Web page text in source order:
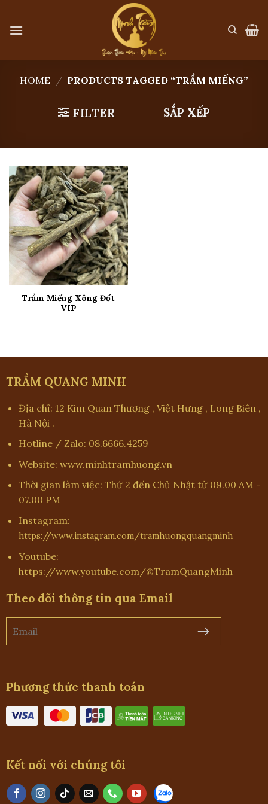
content
HOME / PRODUCTS TAGGED “TRẦM MIẾNG”
FILTER SẮP XẾP
Trầm Miếng Xông Đốt
VIP
TRẦM QUANG MINH
Địa chỉ: 12 Kim Quan Thượng , Việt Hưng , Long Biên ,
Hà Nội .
Hotline / Zalo: 08.6666.4259
Website: www.minhtramhuong.vn
Thời gian làm việc: Thứ 2 đến Chủ Nhật từ 09.00 AM -
07.00 PM
Instagram:
https://www.instagram.com/tramhuongquangminh
Youtube:
https://www.youtube.com/@TramQuangMinh
Theo dõi thông tin qua Email
Phương thức thanh toán
Kết nối với chúng tôi